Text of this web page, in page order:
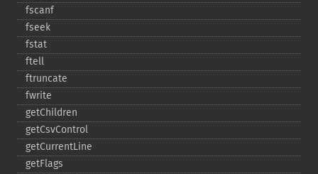
fscanf
fseek
fstat
ftell
ftruncate
fwrite
getChildren
getCsvControl
getCurrentLine
getFlags